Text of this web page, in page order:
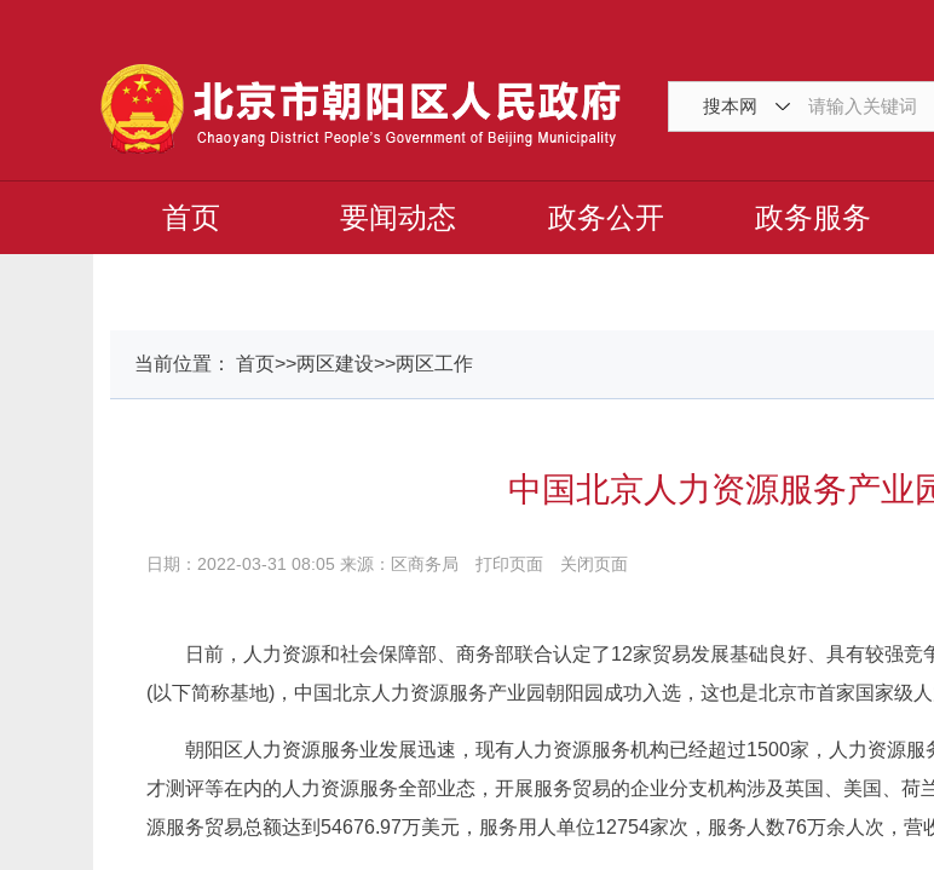
搜本网
首页 要闻动态 政务公开 政务服务
当前位置： 首页>>两区建设>>两区工作
中国北京人力资源服务产业
日期：2022-03-31 08:05 来源：区商务局 打印页面 关闭页面
日前，人力资源和社会保障部、商务部联合认定了12家贸易发展基础良好、具有较强
(以下简称基地)，中国北京人力资源服务产业园朝阳园成功入选，这也是北京市首家国家级人
朝阳区人力资源服务业发展迅速，现有人力资源服务机构已经超过1500家，人力资源
才测评等在内的人力资源服务全部业态，开展服务贸易的企业分支机构涉及英国、美国、
源服务贸易总额达到54676.97万美元，服务用人单位12754家次，服务人数76万余人次，营